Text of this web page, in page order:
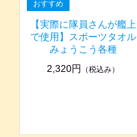
【実際に隊員さんが艦上
で使用】スポーツタオル
みょうこう各種
2,320円
（税込み）